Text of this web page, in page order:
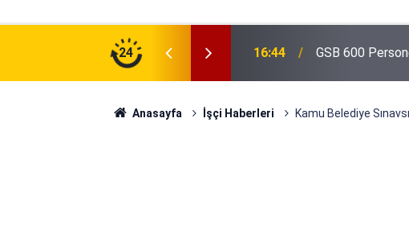
24
Gündemde! Bakan Çiftçi Süreci
16:44 GSB 600
Anasayfa İşçi Haberleri Kamu Belediye